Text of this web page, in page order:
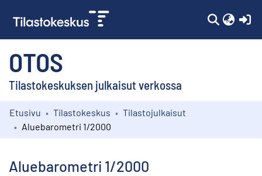
OTOS
Tilastokeskuksen julkaisut verkossa
Kokoelmat
Etusivu Tilastokeskus
Tilastojulkaisut
Aluebarometri 1/2000
Aluebarometri 1/2000